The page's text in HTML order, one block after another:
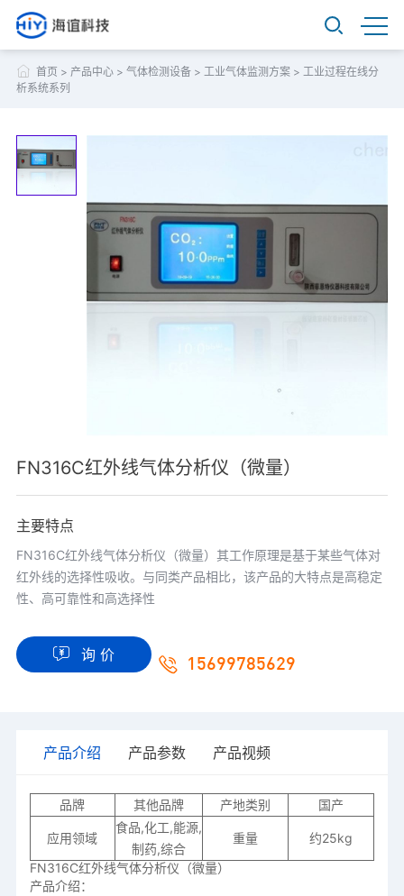
首页 > 产品中心> 气体检测设备> 工业气体监测方案> 工业过程在线分
析系统系列
FN316C红外线气体分析仪（微量）
主要特点
FN316C红外线气体分析仪（微量）其工作原理是基于某些气体对
红外线的选择性吸收。与同类产品相比，该产品的大特点是高稳定
性、高可靠性和高选择性
询 价 15699785629
产品介绍 产品参数 产品视频
品牌 其他品牌 产地类别 国产
应用领域
食品,化工,能源,
制药,综合
重量
约25kg
FN316C红外线气体分析仪（微量）
产品介绍：